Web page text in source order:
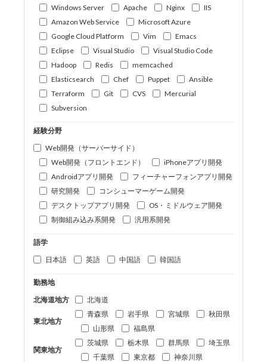
Windows Server
Apache Nginx
IIS
Amazon Web Service
Microsoft Azure
Google Cloud Platform
Vim
Emacs
Eclipse
Visual Studio
Visual Studio Code
Hadoop
Redis
memcached
Elasticsearch
Chef Puppet
Ansible
Terraform
Git CVS
Mercurial
Subversion
経験分野
Web開発（サーバーサイド）
Web開発（フロントエンド）
iPhoneアプリ開発
Androidアプリ開発
フィーチャーフォンアプリ開発
研究開発
コンシューマーゲーム開発
デスクトップアプリ開発
OS・ミドルウェア開発
制御組み込み系開発
汎用系開発
語学
日本語
英語 中国語 韓国語
勤務地
北海道地方
北海道
東北地方
青森県 岩手県 宮城県
秋田県
山形県
福島県
関東地方
茨城県 栃木県 群馬県
埼玉県
千葉県
東京都 神奈川県